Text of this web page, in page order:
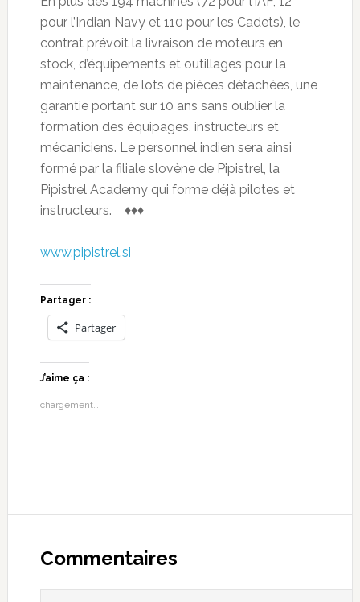
pour l’Indian Navy et 110 pour les Cadets), le
contrat prévoit la livraison de moteurs en
stock, d’équipements et outillages pour la
maintenance, de lots de pièces détachées, une
garantie portant sur 10 ans sans oublier la
formation des équipages, instructeurs et
mécaniciens. Le personnel indien sera ainsi
formé par la filiale slovène de Pipistrel, la
Pipistrel Academy qui forme déjà pilotes et
instructeurs. ♦♦♦
www.pipistrel.si
Partager :
Partager
J’aime ça :
chargement…
Commentaires